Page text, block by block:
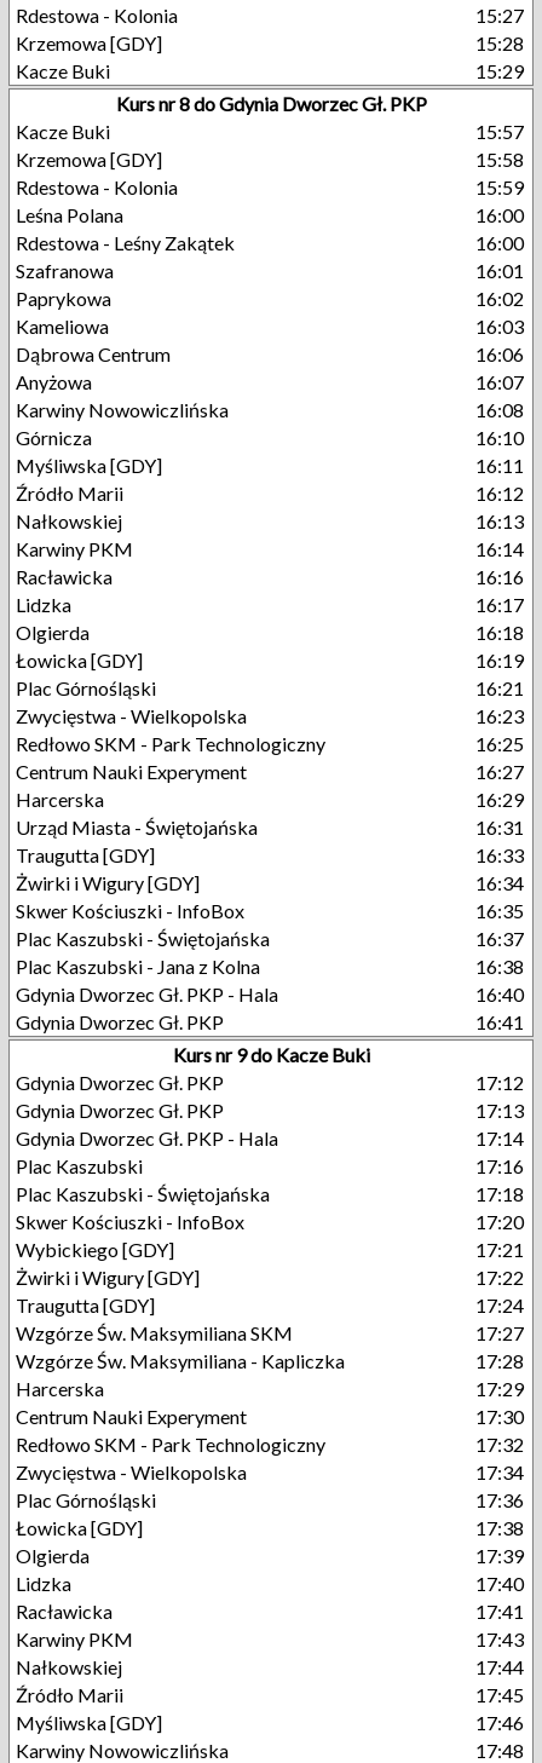
Rdestowa - Kolonia
15:27
Krzemowa [GDY]
15:28
Kacze Buki
15:29
Kurs nr 8 do Gdynia Dworzec Gł. PKP
Kacze Buki
15:57
Krzemowa [GDY]
15:58
Rdestowa - Kolonia
15:59
Leśna Polana
16:00
Rdestowa - Leśny Zakątek
16:00
Szafranowa
16:01
Paprykowa
16:02
Kameliowa
16:03
Dąbrowa Centrum
16:06
Anyżowa
16:07
Karwiny Nowowiczlińska
16:08
Górnicza
16:10
Myśliwska [GDY]
16:11
Źródło Marii
16:12
Nałkowskiej
16:13
Karwiny PKM
16:14
Racławicka
16:16
Lidzka
16:17
Olgierda
16:18
Łowicka [GDY]
16:19
Plac Górnośląski
16:21
Zwycięstwa - Wielkopolska
16:23
Redłowo SKM - Park Technologiczny
16:25
Centrum Nauki Experyment
16:27
Harcerska
16:29
Urząd Miasta - Świętojańska
16:31
Traugutta [GDY]
16:33
Żwirki i Wigury [GDY]
16:34
Skwer Kościuszki - InfoBox
16:35
Plac Kaszubski - Świętojańska
16:37
Plac Kaszubski - Jana z Kolna
16:38
Gdynia Dworzec Gł. PKP - Hala
16:40
Gdynia Dworzec Gł. PKP
16:41
Kurs nr 9 do Kacze Buki
Gdynia Dworzec Gł. PKP
17:12
Gdynia Dworzec Gł. PKP
17:13
Gdynia Dworzec Gł. PKP - Hala
17:14
Plac Kaszubski
17:16
Plac Kaszubski - Świętojańska
17:18
Skwer Kościuszki - InfoBox
17:20
Wybickiego [GDY]
17:21
Żwirki i Wigury [GDY]
17:22
Traugutta [GDY]
17:24
Wzgórze Św. Maksymiliana SKM
17:27
Wzgórze Św. Maksymiliana - Kapliczka
17:28
Harcerska
17:29
Centrum Nauki Experyment
17:30
Redłowo SKM - Park Technologiczny
17:32
Zwycięstwa - Wielkopolska
17:34
Plac Górnośląski
17:36
Łowicka [GDY]
17:38
Olgierda
17:39
Lidzka
17:40
Racławicka
17:41
Karwiny PKM
17:43
Nałkowskiej
17:44
Źródło Marii
17:45
Myśliwska [GDY]
17:46
Karwiny Nowowiczlińska
17:48